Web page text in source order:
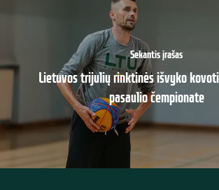
Sekantis įrašas
Lietuvos trijulių rinktinės išvyko
pasaulio čempionate